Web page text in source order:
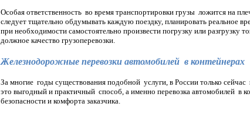
Особая ответственность во время транспортировки грузы ложится на
следует тщательно обдумывать каждую поездку, планировать реальное
при необходимости самостоятельно произвести погрузку или разгрузку
должное качество грузоперевозки.
Железнодорожные перевозки автомобилей в контейнерах
За многие годы существования подобной услуги, в России только сейчас
это выгодный и практичный способ, а именно перевозка автомобилей в
безопасности и комфорта заказчика.